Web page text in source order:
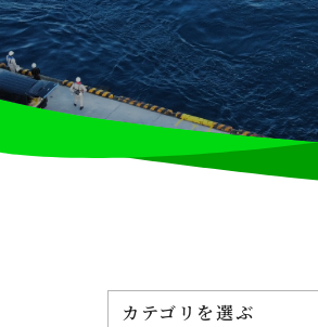
カテゴリを選ぶ